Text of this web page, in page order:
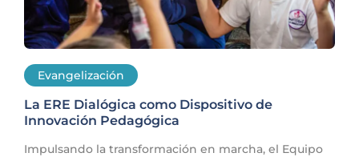
Evangelización
La ERE Dialógica como Dispositivo de
Innovación Pedagógica
Impulsando la transformación en marcha, el Equipo